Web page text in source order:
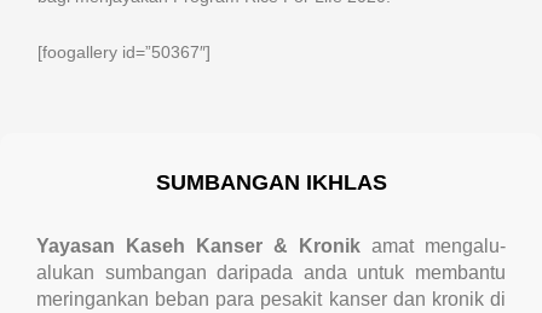
[foogallery id=”50367″]
SUMBANGAN IKHLAS
Yayasan Kaseh Kanser & Kronik amat mengalu-
alukan sumbangan daripada anda untuk membantu
meringankan beban para pesakit kanser dan kronik di